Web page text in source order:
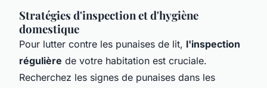
Stratégies d'inspection et d'hygiène
domestique
Pour lutter contre les punaises de lit, l'inspection
régulière de votre habitation est cruciale.
Recherchez les signes de punaises dans les